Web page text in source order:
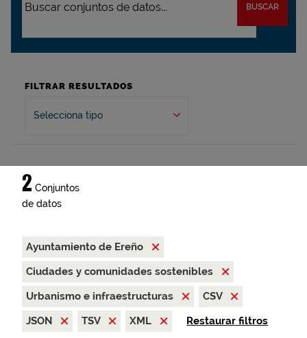
BUSCAR
FILTRAR RESULTADOS
Selecciona tipo
2 Conjuntos
de datos
Ayuntamiento de Ereño
Ciudades y comunidades sostenibles
Urbanismo e infraestructuras
CSV
JSON
TSV XML Restaurar filtros